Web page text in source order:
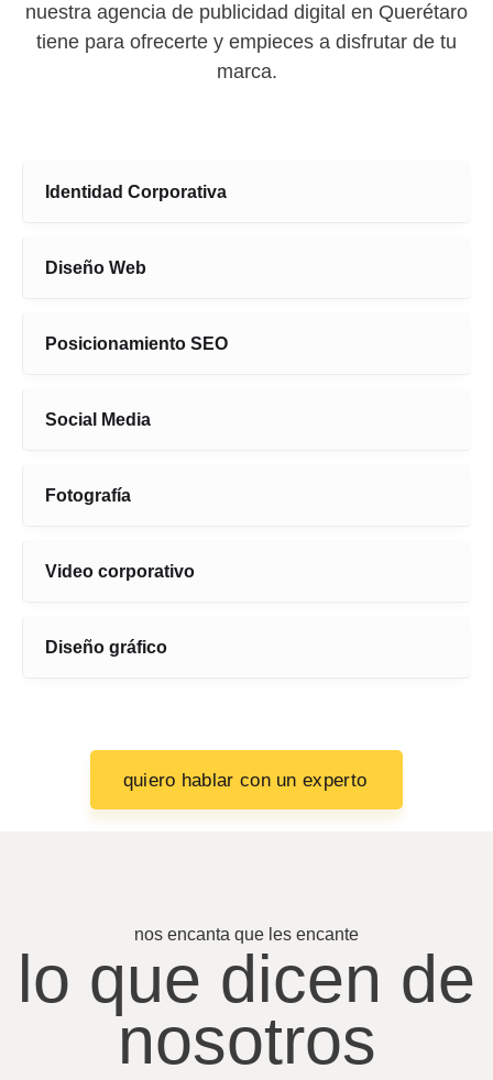
nuestra agencia de publicidad digital en Querétaro
tiene para ofrecerte y empieces a disfrutar de tu
marca.
Identidad Corporativa
Diseño Web
Posicionamiento SEO
Social Media
Fotografía
Video corporativo
Diseño gráfico
quiero hablar con un experto
nos encanta que les encante
lo que dicen de
nosotros